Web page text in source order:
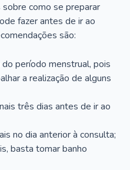
como se preparar
fazer antes de ir ao
são:
período menstrual, pois
a realização de alguns
três dias antes de ir ao
no dia anterior à consulta;
basta tomar banho